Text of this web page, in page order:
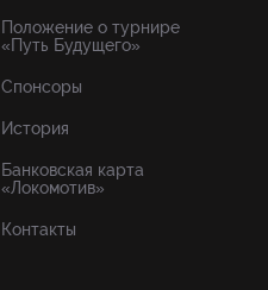
Положение о турнире
«Путь Будущего»
Спонсоры
История
Банковская карта
«Локомотив»
Контакты